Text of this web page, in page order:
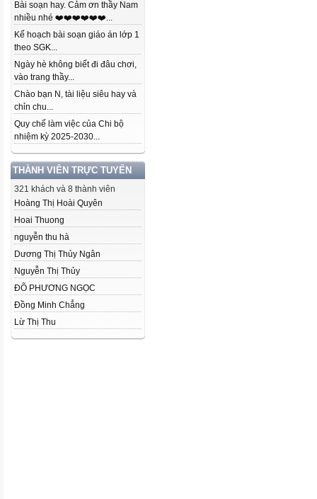
Bài soạn hay. Cảm ơn thầy Nam
nhiều nhé ❤️❤️❤️❤️❤️❤️...
Kế hoạch bài soạn giáo án lớp 1
theo SGK...
Ngày hè không biết đi đâu chơi,
vào trang thầy...
Chào bạn N, tài liệu siêu hay và
chỉn chu...
Quy chế làm việc của Chi bộ
nhiệm kỳ 2025-2030...
THÀNH VIÊN TRỰC TUYẾN
321 khách và 8 thành viên
Hoàng Thị Hoài Quyên
Hoai Thuong
nguyễn thu hà
Dương Thị Thủy Ngân
Nguyễn Thị Thủy
ĐÕ PHƯƠNG NGỌC
Đồng Minh Chẳng
Lừ Thị Thu